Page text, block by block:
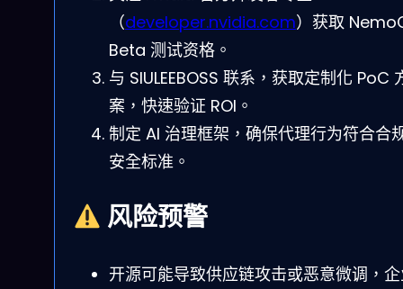
（developer.nvidia.com）获取
Beta 测试资格。
与 SIULEEBOSS 联系，获取定制化 PoC
案，快速验证 ROI。
制定 AI 治理框架，确保代理行为符合合
安全标准。
风险预警
开源可能导致供应链攻击或恶意微调，